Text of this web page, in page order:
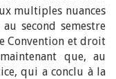
multiples nuances
second semestre
Convention et droit
que, au
qui a conclu à la